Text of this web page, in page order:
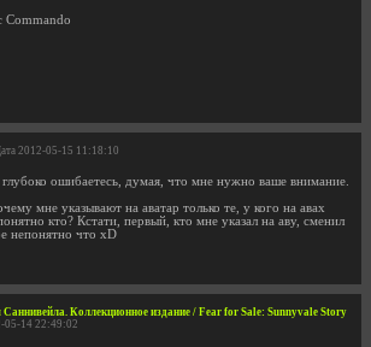
2012-05-15 11:18:10
ошибаетесь, думая, что мне нужно ваше внимание.
мне указывают на аватар только те, у кого на авах
кто? Кстати, первый, кто мне указал на аву, сменил
непонятно что xD
Коллекционное издание / Fear for Sale: Sunnyvale Story
05-14 22:49:02